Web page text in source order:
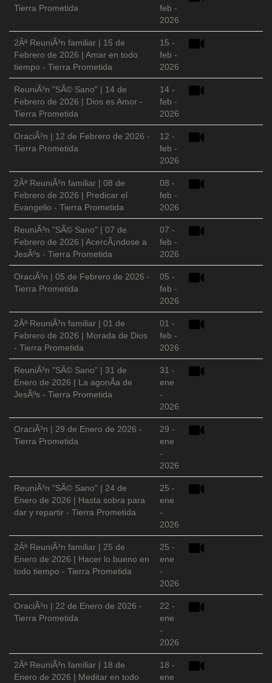
Tierra Prometida
feb -
2026
2Âª ReuniÃ³n familiar | 15 de
Febrero de 2026 | Amar en todo
tiempo - Tierra Prometida
15 -
feb -
2026
ReuniÃ³n "SÃ© Sano" | 14 de
Febrero de 2026 | Dios es Amor -
Tierra Prometida
14 -
feb -
2026
OraciÃ³n | 12 de Febrero de 2026 -
Tierra Prometida
12 -
feb -
2026
2Âª ReuniÃ³n familiar | 08 de
Febrero de 2026 | Predicar el
Evangelio - Tierra Prometida
08 -
feb -
2026
ReuniÃ³n "SÃ© Sano" | 07 de
Febrero de 2026 | AcercÃ¡ndose a
JesÃºs - Tierra Prometida
07 -
feb -
2026
OraciÃ³n | 05 de Febrero de 2026 -
Tierra Prometida
05 -
feb -
2026
2Âª ReuniÃ³n familiar | 01 de
Febrero de 2026 | Morada de Dios
- Tierra Prometida
01 -
feb -
2026
ReuniÃ³n "SÃ© Sano" | 31 de
Enero de 2026 | La agonÃ­a de
JesÃºs - Tierra Prometida
31 -
ene
-
2026
OraciÃ³n | 29 de Enero de 2026 -
Tierra Prometida
29 -
ene
-
2026
ReuniÃ³n "SÃ© Sano" | 24 de
Enero de 2026 | Hasta sobra para
dar y repartir - Tierra Prometida
25 -
ene
-
2026
2Âª ReuniÃ³n familiar | 25 de
Enero de 2026 | Hacer lo bueno en
todo tiempo - Tierra Prometida
25 -
ene
-
2026
OraciÃ³n | 22 de Enero de 2026 -
Tierra Prometida
22 -
ene
-
2026
2Âª ReuniÃ³n familiar | 18 de
Enero de 2026 | Meditar en todo
18 -
ene